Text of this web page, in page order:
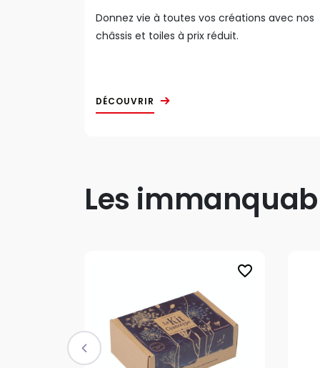
Donnez vie à toutes vos créations avec nos
châssis et toiles à prix réduit.
DÉCOUVRIR
Les
favorite_border